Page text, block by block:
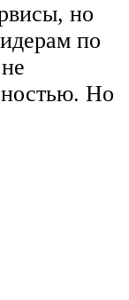
но
по
Но